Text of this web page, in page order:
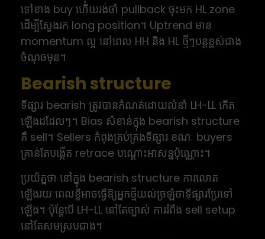
ទៅខាង buy ហើយរង់ចាំ pullback ចុះមក HL zone
ដើម្បីស្វែងរក long position។ Uptrend មាន
momentum ល្អ នៅពេល HH និង HL ថ្មីៗបន្តខ្ពស់ជាង
ចំណុចមុន។
Bearish structure
ទីផ្សារ bearish ត្រូវបានកំណត់ដោយលំនាំ LH-LL កើត
ឡើងដដែលៗ។ Bias សំខាន់ក្នុង bearish structure
គឺ sell។ Sellers កំពុងគ្រប់គ្រងទីផ្សារ ខណៈ buyers
គ្រាន់តែបង្កើត retrace បណ្តោះអាសន្នប៉ុណ្ណោះ។
ប្រយ័ត្នថា នៅក្នុង bearish structure ការលោត
ឡើងរយៈពេលខ្លីអាចធ្វើឱ្យអ្នកថ្មីយល់ច្រឡំថាទីផ្សារប្រែទៅ
ឡើង។ ប៉ុន្តែបើ LH-LL នៅតែច្បាស់ ការរំពឹង sell setup
នៅតែសមស្របជាង។